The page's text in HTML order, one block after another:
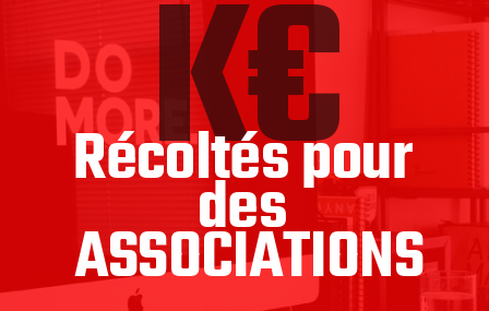
K€
Récoltés pour
des
ASSOCIATIONS